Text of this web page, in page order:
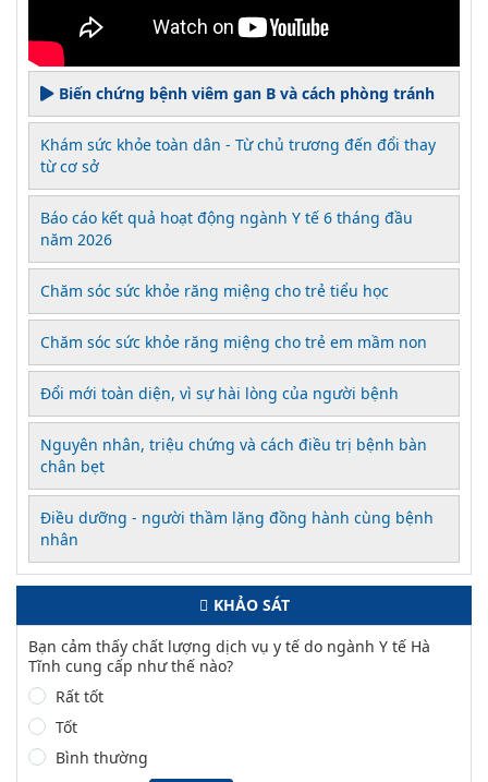
Biến chứng bệnh viêm gan B và cách phòng tránh
Khám sức khỏe toàn dân - Từ chủ trương đến đổi thay
từ cơ sở
Báo cáo kết quả hoạt động ngành Y tế 6 tháng đầu
năm 2026
Chăm sóc sức khỏe răng miệng cho trẻ tiểu học
Chăm sóc sức khỏe răng miệng cho trẻ em mầm non
Đổi mới toàn diện, vì sự hài lòng của người bệnh
Nguyên nhân, triệu chứng và cách điều trị bệnh bàn
chân bẹt
Điều dưỡng - người thầm lặng đồng hành cùng bệnh
nhân
KHẢO SÁT
Bạn cảm thấy chất lượng dịch vụ y tế do ngành Y tế Hà
Tĩnh cung cấp như thế nào?
Rất tốt
Tốt
Bình thường